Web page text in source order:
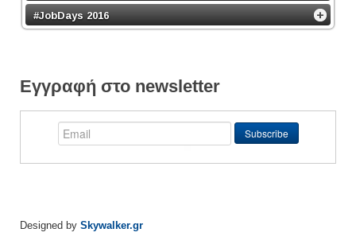
#JobDays 2016
Εγγραφή στο newsletter
Designed by Skywalker.gr